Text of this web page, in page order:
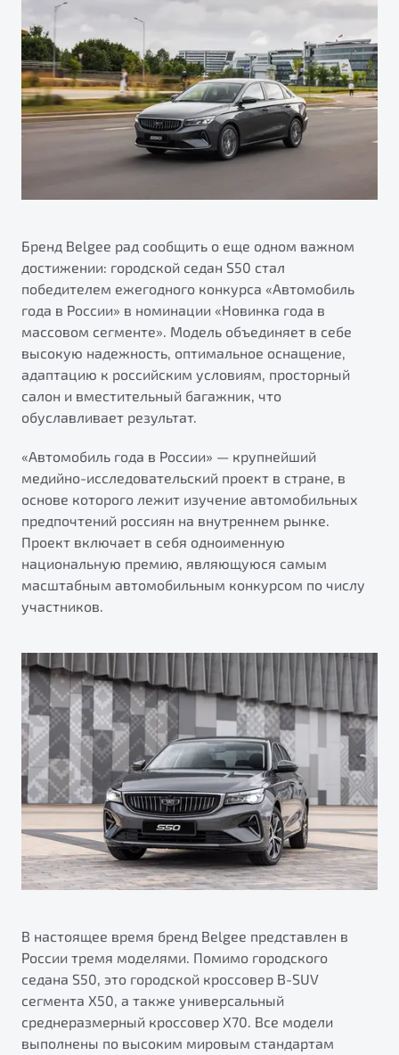
Яркий кроссовер
от 2 219 990 ₽*
В наличии
S50
Элегантный и практичный седан
от 1 699 990 ₽*
Обзор В наличии
X70
Универсальный кроссовер
от 2 499 990 ₽*
Обзор В наличии
Автокредит
Трейд-ин
Страхование
Расчет КАСКО
Узнайте о специальных выгодах при покупке
автомобиля Belgee
Автомобили в наличии
Тест-драйв
Автокредит
Спецпредложения
Ремонт электрооборудования
Диагностика автомобилей
Ремонт двигателя
Кузовной ремонт
Полная диагностика
Покраска автомобилей
Обслуживание автокондиционеров
Гарантия Belgee
Belgee Линк
Belgee Клуб
Belgee Плюс
Реферальная программа
Помощь на дорогах
Будьте еще более уверены на дорогах с программой
"Помощь на дорогах"
Преимущества программы
Запись на сервис
Калькулятор ТО
Клиентская поддержка
О дилерском центре
Правовая информация
Бренд Belgee рад сообщить о еще одном важном
достижении: городской седан S50 стал
победителем ежегодного конкурса «Автомобиль
года в России» в номинации «Новинка года в
массовом сегменте». Модель объединяет в себе
высокую надежность, оптимальное оснащение,
адаптацию к российским условиям, просторный
салон и вместительный багажник, что
обуславливает результат.
«Автомобиль года в России» — крупнейший
медийно-исследовательский проект в стране, в
основе которого лежит изучение автомобильных
предпочтений россиян на внутреннем рынке.
Проект включает в себя одноименную
национальную премию, являющуюся самым
масштабным автомобильным конкурсом по числу
участников.
В настоящее время бренд Belgee представлен в
России тремя моделями. Помимо городского
седана S50, это городской кроссовер B-SUV
сегмента X50, а также универсальный
среднеразмерный кроссовер X70. Все модели
выполнены по высоким мировым стандартам